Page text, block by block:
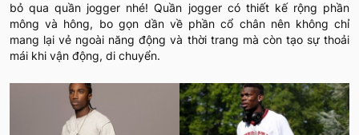
bỏ qua quần jogger nhé! Quần jogger có thiết kế rộng phần
mông và hông, bo gọn dần về phần cổ chân nên không chỉ
mang lại vẻ ngoài năng động và thời trang mà còn tạo sự thoải
mái khi vận động, di chuyển.